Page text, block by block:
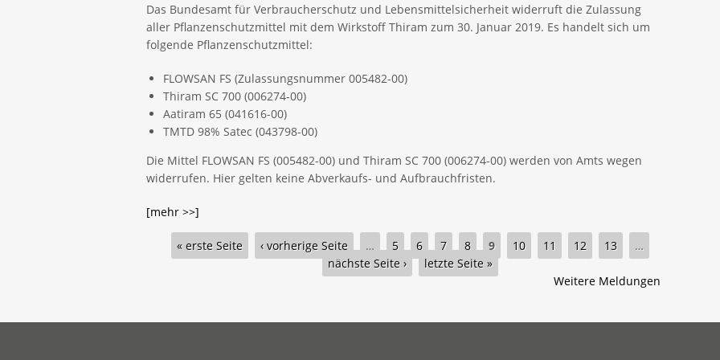
Das Bundesamt für Verbraucherschutz und Lebensmittelsicherheit widerruft die Zulassung
aller Pflanzenschutzmittel mit dem Wirkstoff Thiram zum 30. Januar 2019. Es handelt sich um
folgende Pflanzenschutzmittel:
FLOWSAN FS (Zulassungsnummer 005482-00)
Thiram SC 700 (006274-00)
Aatiram 65 (041616-00)
TMTD 98% Satec (043798-00)
Die Mittel FLOWSAN FS (005482-00) und Thiram SC 700 (006274-00) werden von Amts wegen
widerrufen. Hier gelten keine Abverkaufs- und Aufbrauchfristen.
[mehr >>]
Seiten« erste Seite ‹ vorherige Seite … 5 6 7 8 9 10 11 12 13
…
nächste Seite ›
letzte Seite »
Weitere Meldungen